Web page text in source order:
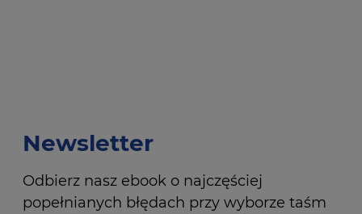
Newsletter
Odbierz nasz ebook o najczęściej
popełnianych błędach przy wyborze taśm